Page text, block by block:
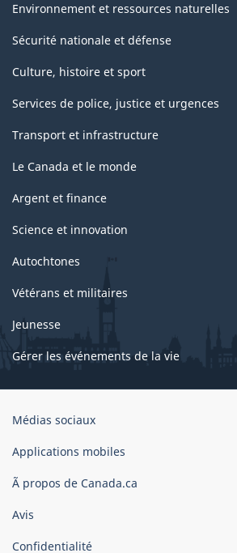
Environnement et ressources naturelles
Sécurité nationale et défense
Culture, histoire et sport
Services de police, justice et urgences
Transport et infrastructure
Le Canada et le monde
Argent et finance
Science et innovation
Autochtones
Vétérans et militaires
Jeunesse
Gérer les événements de la vie
Organisation
gouvernement
Canada
Médias sociaux
Applications mobiles
Ã propos de Canada.ca
Avis
Confidentialité